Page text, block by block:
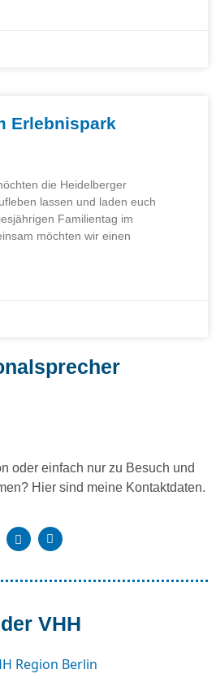
Erlebnispark
die Heidelberger
lassen und laden euch
Familientag im
möchten wir einen
oder einfach nur zu Besuch und
Hier sind meine Kontaktdaten.
VHH